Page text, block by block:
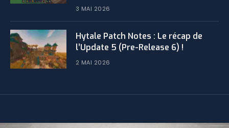
3 MAI 2026
​Hytale Patch Notes : Le récap de
l’Update 5 (Pre-Release 6) !
2 MAI 2026